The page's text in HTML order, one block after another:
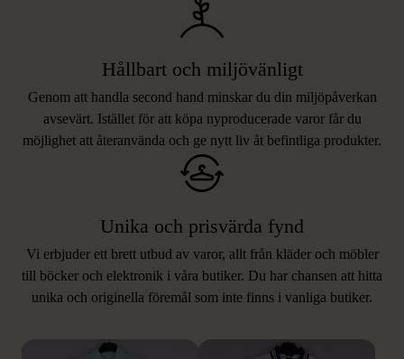
Hållbart och miljövänligt
Genom att handla second hand minskar du din miljöpåverkan
avsevärt. Istället för att köpa nyproducerade varor får du
möjlighet att återanvända och ge nytt liv åt befintliga produkter.
Unika och prisvärda fynd
Vi erbjuder ett brett utbud av varor, allt från kläder och möbler
till böcker och elektronik i våra butiker. Du har chansen att hitta
unika och originella föremål som inte finns i vanliga butiker.
LIKNANDE PRODUKTER
Hitta produkter som påminner om denna